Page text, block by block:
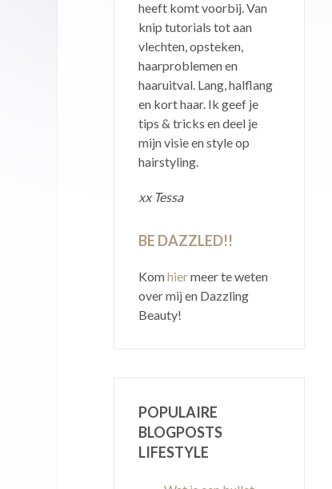
heeft komt voorbij. Van
knip tutorials tot aan
vlechten, opsteken,
haarproblemen en
haaruitval. Lang, halflang
en kort haar. Ik geef je
tips & tricks en deel je
mijn visie en style op
hairstyling.
xx Tessa
BE DAZZLED!!
Komhiermeer te weten
over mij en Dazzling
Beauty!
POPULAIRE
BLOGPOSTS
LIFESTYLE